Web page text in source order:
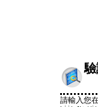
請輸入您